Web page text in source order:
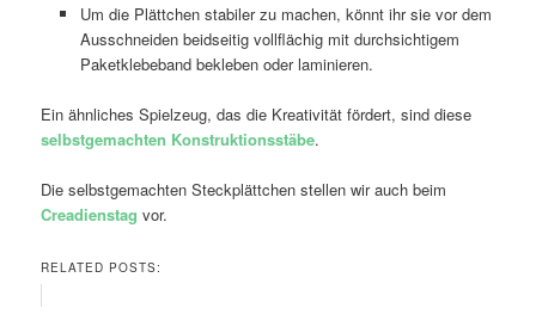
Um die Plättchen stabiler zu machen, könnt ihr sie vor dem
Ausschneiden beidseitig vollflächig mit durchsichtigem
Paketklebeband bekleben oder laminieren.
Ein ähnliches Spielzeug, das die Kreativität fördert, sind diese
selbstgemachten Konstruktionsstäbe.
Die selbstgemachten Steckplättchen stellen wir auch beim
Creadienstag vor.
RELATED POSTS: